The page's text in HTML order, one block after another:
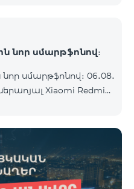
նոր սմարթֆոնով։
սմարթֆոնով։ 06․08․
Xiaomi Redmi
փաթեթ` 1-ին
կարելի է ձեռք բերել
1250 դրամից։
է բանկի վճարը։